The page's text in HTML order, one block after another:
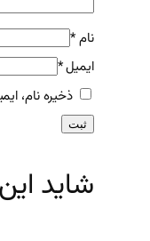
نام*
ایمیل*
ذخیره نام،
شاید